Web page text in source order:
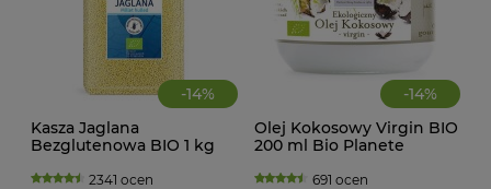
-14%
Kasza Jaglana
Bezglutenowa BIO 1 kg
2341 ocen
-14%
Olej Kokosowy Virgin BIO
200 ml Bio Planete
691 ocen